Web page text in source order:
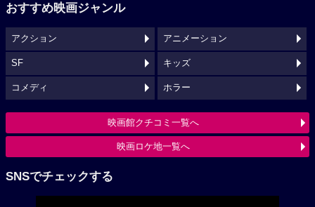
おすすめ映画ジャンル
アクション アニメーション
SF キッズ
コメディ ホラー
映画館クチコミ一覧へ
映画ロケ地一覧へ
SNSでチェックする